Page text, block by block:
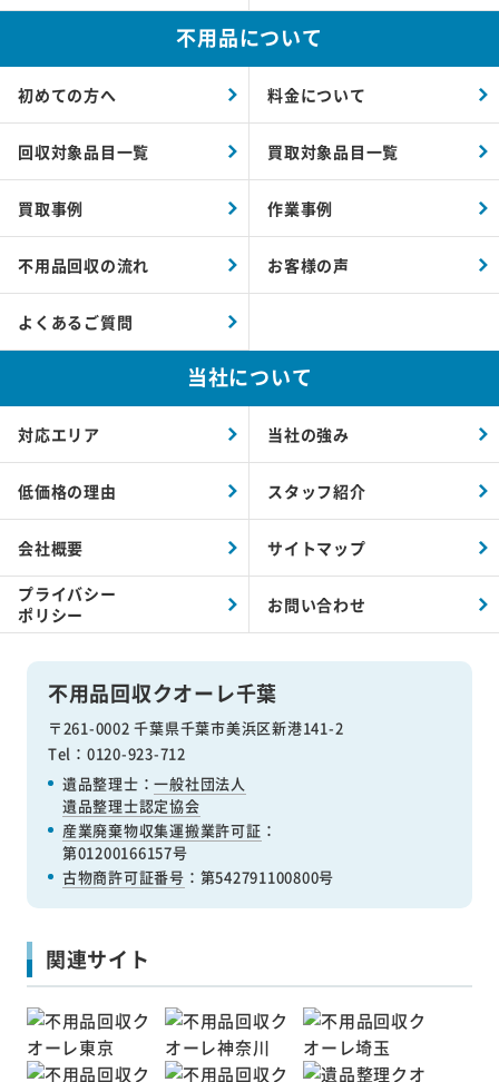
不用品回収クオーレ千葉
〒261-0002 千葉県千葉市美浜区新港141-2
Tel：0120-923-712
遺品整理士：一般社団法人
遺品整理士認定協会
産業廃棄物収集運搬業許可証 ：
第01200166157号
古物商許可証番号 ：第542791100800号
不用品について
初めての方へ 料金について
回収対象品目一覧 買取対象品目一覧
買取事例 作業事例
不用品回収の流れ お客様の声
よくあるご質問
当社について
対応エリア 当社の強み
低価格の理由 スタッフ紹介
会社概要 サイトマップ
プライバシー
ポリシー
お問い合わせ
関連サイト